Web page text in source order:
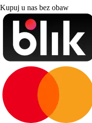
Kupuj u nas bez obaw